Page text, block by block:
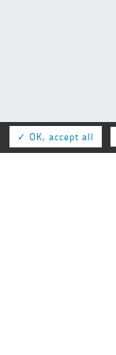
✓ OK, accept all